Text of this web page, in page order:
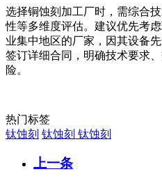
选择铜蚀刻加工厂时，需综合
性等多维度评估。建议优先考
业集中地区的厂家，因其设备
签订详细合同，明确技术要求
险。
热门标签
钛蚀刻 钛蚀刻 钛蚀刻
上一条